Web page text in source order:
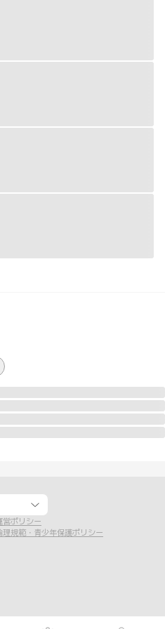
営ポリシー
理規範・青少年保護ポリシー